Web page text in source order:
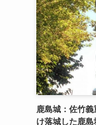
鹿島城：佐竹
け落城した鹿島